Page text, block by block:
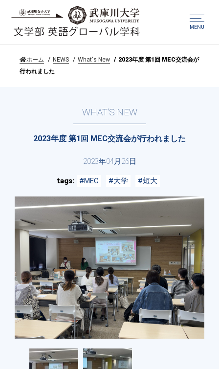
MENU
ホーム NEWS What's New
2023年度 第1回 MEC交流会が
行われました
WHAT'S NEW
2023年度 第1回 MEC交流会が行われました
2023年04月26日
tags #MEC #大学 #短大